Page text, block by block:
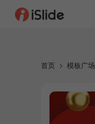
首页 模板广场